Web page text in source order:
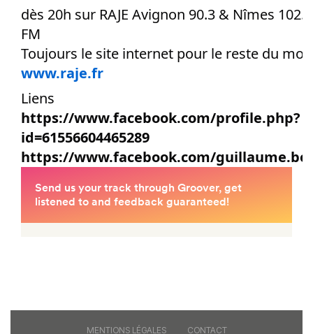
dès 20h sur RAJE Avignon 90.3 & Nîmes 102.5
FM
Toujours le site internet pour le reste du
www.raje.fr
Liens
https://www.facebook.com/profile.php?
id=61556604465289
https://www.facebook.com/
MENTIONS LÉGALES CONTACT